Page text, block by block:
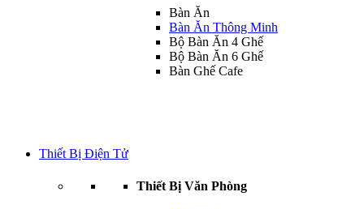
Bàn Ăn
Bàn Ăn Thông Minh
Bộ Bàn Ăn 4 Ghế
Bộ Bàn Ăn 6 Ghế
Bàn Ghế Cafe
Thiết Bị Điện Tử
Thiết Bị Văn Phòng